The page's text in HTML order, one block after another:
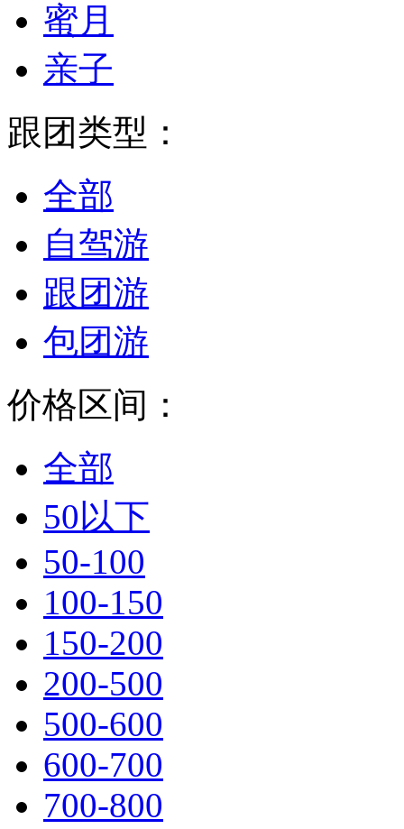
蜜月
亲子
跟团类型：
全部
自驾游
跟团游
包团游
价格区间：
全部
50以下
50-100
100-150
150-200
200-500
500-600
600-700
700-800